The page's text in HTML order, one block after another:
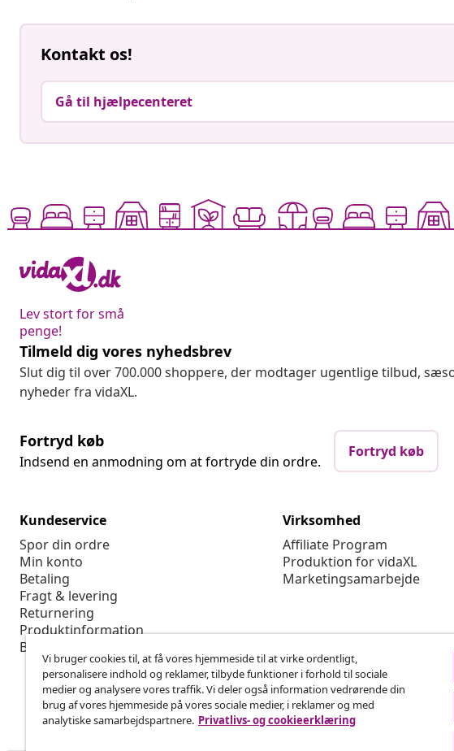
Kontakt os!
Gå til hjælpecenteret
Lev stort for små
penge!
Tilmeld dig vores nyhedsbrev
Slut dig til over 700.000 shoppere, der modtager ugentlige tilbud,
nyheder fra vidaXL.
Fortryd køb
Indsend en anmodning om at fortryde din ordre.
Fortryd køb
Kundeservice
Spor din ordre
Min konto
Betaling
Fragt & levering
Returnering
Produktinformation
Bestilling
Virksomhed
Affiliate Program
Produktion for vidaXL
Marketingsamarbejde
Vi bruger cookies til, at få vores hjemmeside til at virke ordentligt,
personalisere indhold og reklamer, tilbyde funktioner i forhold til sociale
medier og analysere vores traffik. Vi deler også information vedrørende din
brug af vores hjemmeside på vores sociale medier, i reklamer og med
analytiske samarbejdspartnere. Privatlivs- og cookieerklæring